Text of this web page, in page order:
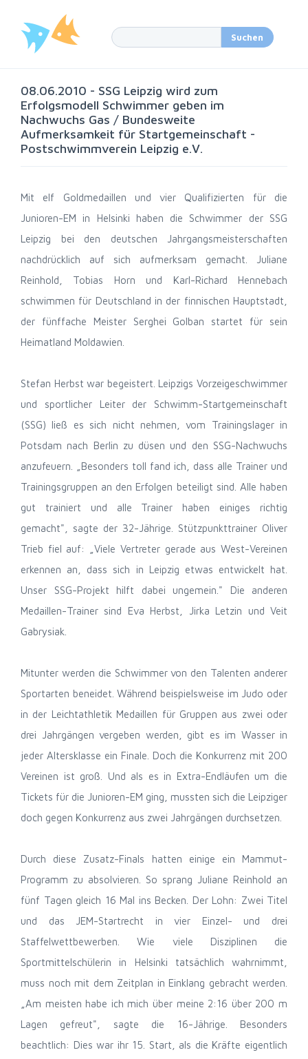
08.06.2010 - SSG Leipzig wird zum
Erfolgsmodell Schwimmer geben im
Nachwuchs Gas / Bundesweite
Aufmerksamkeit für Startgemeinschaft -
Postschwimmverein Leipzig e.V.
Mit elf Goldmedaillen und vier Qualifizierten für die
Junioren-EM in Helsinki haben die Schwimmer der SSG
Leipzig bei den deutschen Jahrgangsmeisterschaften
nachdrücklich auf sich aufmerksam gemacht. Juliane
Reinhold, Tobias Horn und Karl-Richard Hennebach
schwimmen für Deutschland in der finnischen Hauptstadt,
der fünffache Meister Serghei Golban startet für sein
Heimatland Moldawien.
Stefan Herbst war begeistert. Leipzigs Vorzeigeschwimmer
und sportlicher Leiter der Schwimm-Startgemeinschaft
(SSG) ließ es sich nicht nehmen, vom Trainingslager in
Potsdam nach Berlin zu düsen und den SSG-Nachwuchs
anzufeuern. „Besonders toll fand ich, dass alle Trainer und
Trainingsgruppen an den Erfolgen beteiligt sind. Alle haben
gut trainiert und alle Trainer haben einiges richtig
gemacht", sagte der 32-Jährige. Stützpunkttrainer Oliver
Trieb fiel auf: „Viele Vertreter gerade aus West-Vereinen
erkennen an, dass sich in Leipzig etwas entwickelt hat.
Unser SSG-Projekt hilft dabei ungemein." Die anderen
Medaillen-Trainer sind Eva Herbst, Jirka Letzin und Veit
Gabrysiak.
Mitunter werden die Schwimmer von den Talenten anderer
Sportarten beneidet. Während beispielsweise im Judo oder
in der Leichtathletik Medaillen für Gruppen aus zwei oder
drei Jahrgängen vergeben werden, gibt es im Wasser in
jeder Altersklasse ein Finale. Doch die Konkurrenz mit 200
Vereinen ist groß. Und als es in Extra-Endläufen um die
Tickets für die Junioren-EM ging, mussten sich die Leipziger
doch gegen Konkurrenz aus zwei Jahrgängen durchsetzen.
Durch diese Zusatz-Finals hatten einige ein Mammut-
Programm zu absolvieren. So sprang Juliane Reinhold an
fünf Tagen gleich 16 Mal ins Becken. Der Lohn: Zwei Titel
und das JEM-Startrecht in vier Einzel- und drei
Staffelwettbewerben. Wie viele Disziplinen die
Sportmittelschülerin in Helsinki tatsächlich wahrnimmt,
muss noch mit dem Zeitplan in Einklang gebracht werden.
„Am meisten habe ich mich über meine 2:16 über 200 m
Lagen gefreut", sagte die 16-Jährige. Besonders
beachtlich: Dies war ihr 15. Start, als die Kräfte eigentlich